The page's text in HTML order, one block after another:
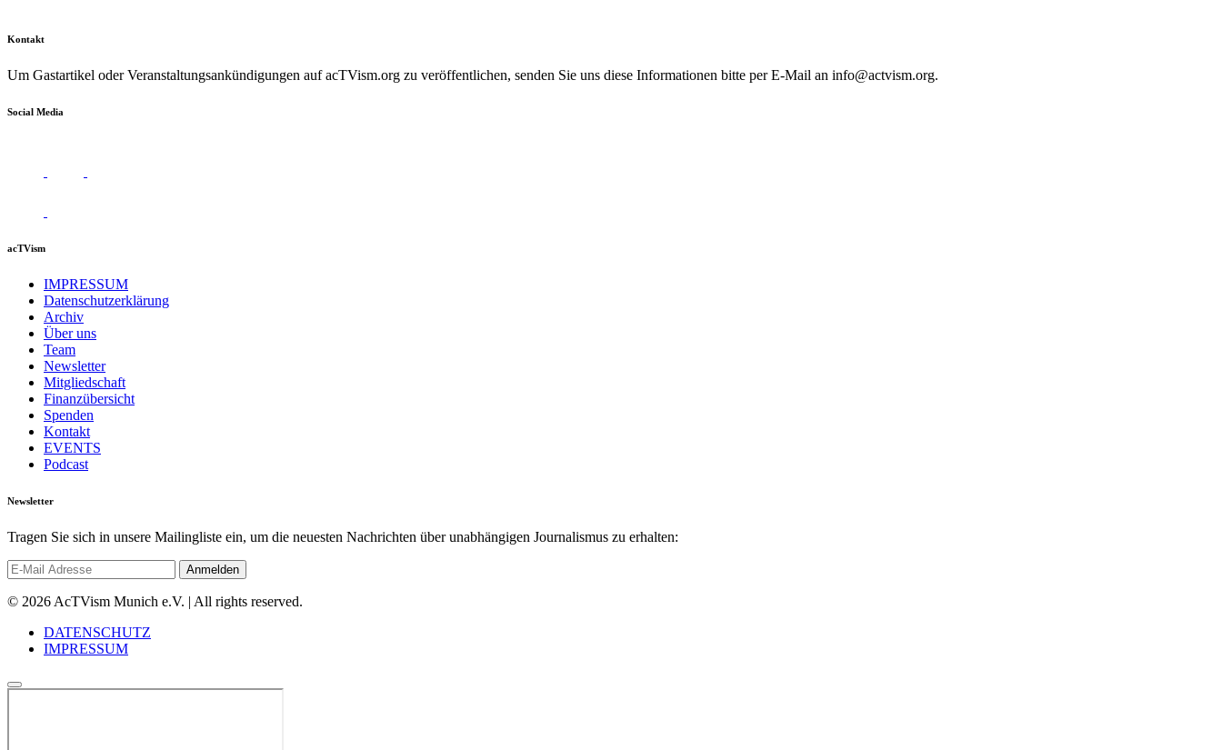
Kontakt
Um Gastartikel oder Veranstaltungsankündigungen auf acTVism.org zu veröffentlichen, senden Sie uns diese Informationen bitte per E-Mail an info@actvism.org.
Social Media
acTVism
IMPRESSUM
Datenschutzerklärung
Archiv
Über uns
Team
Newsletter
Mitgliedschaft
Finanzübersicht
Spenden
Kontakt
EVENTS
Podcast
Newsletter
Tragen Sie sich in unsere Mailingliste ein, um die neuesten Nachrichten über unabhängigen Journalismus zu erhalten:
© 2026 AcTVism Munich e.V. | All rights reserved.
DATENSCHUTZ
IMPRESSUM